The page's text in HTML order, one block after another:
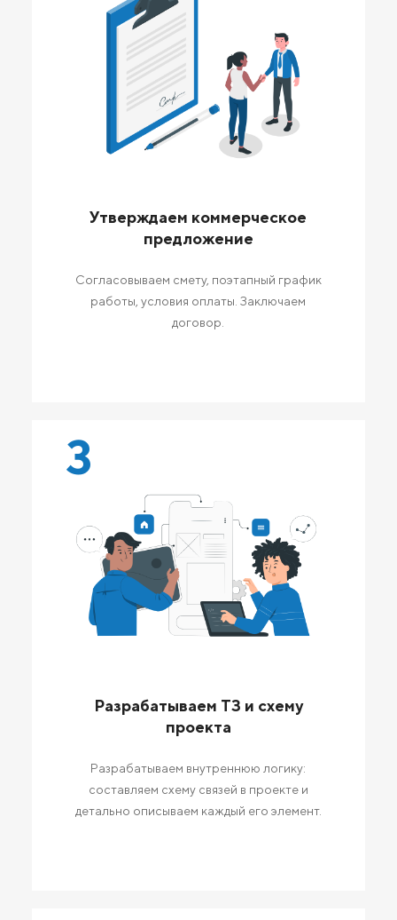
Утверждаем коммерческое
предложение
Согласовываем смету, поэтапный график
работы, условия оплаты. Заключаем
договор.
3
Разрабатываем ТЗ и схему
проекта
Разрабатываем внутреннюю логику:
составляем схему связей в проекте и
детально описываем каждый его элемент.